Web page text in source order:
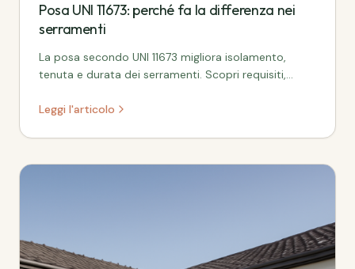
Posa UNI 11673: perché fa la differenza nei
serramenti
La posa secondo UNI 11673 migliora isolamento,
tenuta e durata dei serramenti. Scopri requisiti,
Leggi l'articolo